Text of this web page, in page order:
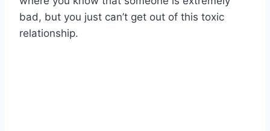
bad, but you just can’t get out of this toxic
relationship.